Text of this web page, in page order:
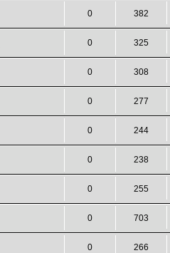
0 382
0 325
0 308
0 277
0 244
0 238
0 255
0 703
0 266